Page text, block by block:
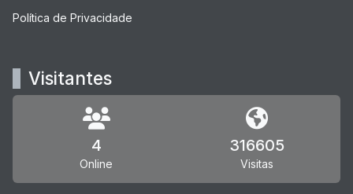
Política de Privacidade
Visitantes
4
Online
316605
Visitas